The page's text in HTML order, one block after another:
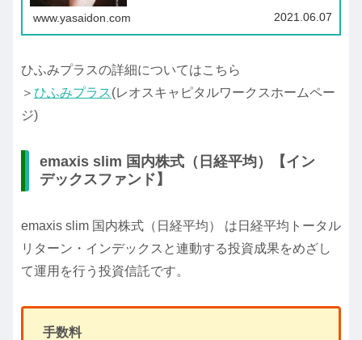
www.yasaidon.com 2021.06.07
ひふみプラスの詳細についてはこちら
＞ ひふみプラス(レオスキャピタルワークスホームペー
ジ)
emaxis slim 国内株式（日経平均）【イン
デックスファンド】
emaxis slim 国内株式（日経平均） は日経平均トータル
リターン・インデックスと連動する投資成果をめざし
て運用を行う投資信託です。
手数料